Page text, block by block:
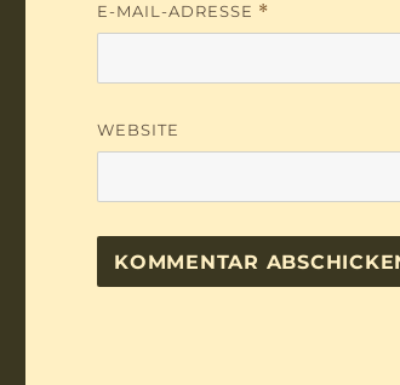
E-MAIL-ADRESSE *
WEBSITE